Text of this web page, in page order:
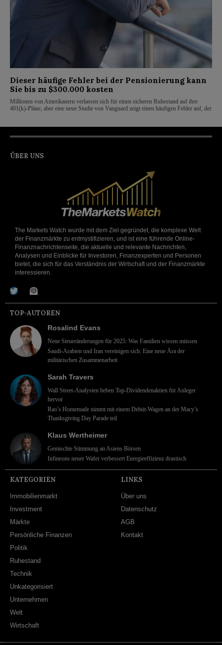
Dieser häufige Fehler bei der Pensionierung kann
Sie bis zu $300.000 kosten
Millionen von Amerikanern verlassen sich für einen sicheren Ruhestand auf ihre
401(k)-Pläne, aber eine neue Studie von Vanguard zeigt einen häufigen Fehler auf, der
ÜBER UNS
The Markets Watch wurde mit dem Ziel gegründet, die komplexe Welt
der Finanzmärkte zu entmystifizieren, und ist eine führende Online-
Finanznachrichtenseite, die aktuelle und relevante Nachrichten,
Analysen und Einblicke für Investoren, Finanzexperten und Personen
bietet, die sich für das Verständnis der Wirtschaft und der Finanzmärkte
interessieren.
TOP-AUTOREN
Rosalind Evans
Neue Steueränderungen für 2025: Was Familien wissen müssen
Saudi-Arabien und Iran vereinigen sich: Eine neue Ära der
militärischen Zusammenarbeit
Sarah Travers
Wall Street-Analysten heben Top-Dividendenaktien für Anleger
hervor
Rao’s Homemade nimmt mit einem Debüt-Wagen an der Macy’s
Thanksgiving Day Parade teil
Klaus Wertheimer
Gemischte Stimmung an Asiens Börsen
Infineons neuer Wafer verbessert Energieeffizienz drastisch
KATEGORIEN
Immobilienmarkt
Investment
Märkte
Persönliche Finanzen
Politik
Ruhestand
Technik
Unkategorisiert
Unternehmen
Welt
Wirtschaft
LINKS
Über uns
Datenschutz
AGB
Kontakt